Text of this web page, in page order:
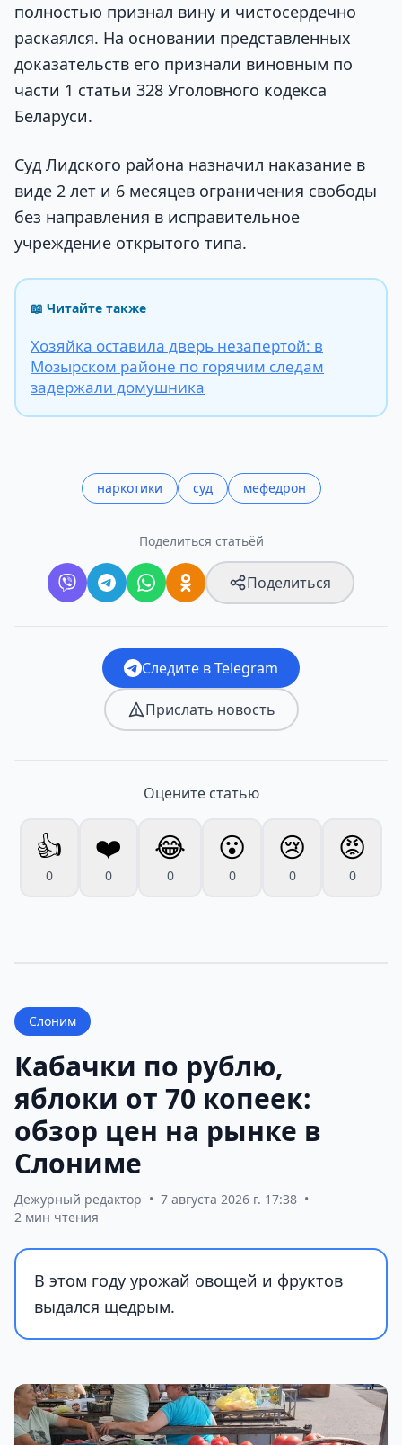
полностью признал вину и чистосердечно
раскаялся. На основании представленных
доказательств его признали виновным по
части 1 статьи 328 Уголовного кодекса
Беларуси.
Суд Лидского района назначил наказание в
виде 2 лет и 6 месяцев ограничения свободы
без направления в исправительное
учреждение открытого типа.
📖 Читайте также
Хозяйка оставила дверь незапертой: в
Мозырском районе по горячим следам
задержали домушника
наркотики суд мефедрон
Поделиться статьёй
Поделиться
Следите в Telegram
Прислать новость
Оцените статью
👍
0
❤️
0
😂
0
😮
0
😢
0
😡
0
Слоним
Кабачки по рублю,
яблоки от 70 копеек:
обзор цен на рынке в
Слониме
Дежурный редактор • 7 августа 2026 г. 17:38 •
2 мин чтения
В этом году урожай овощей и фруктов
выдался щедрым.